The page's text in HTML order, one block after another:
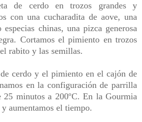
de cerdo en trozos grandes y
con una cucharadita de aove, una
chinas, una pizca generosa
Cortamos el pimiento en trozos
rabito y las semillas.
cerdo y el pimiento en el cajón de
en la configuración de parrilla
25 minutos a 200ºC. En la Gourmia
aumentamos el tiempo.